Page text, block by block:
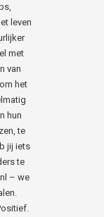
leven
met
van
het
hun
te
jij iets
te
– we